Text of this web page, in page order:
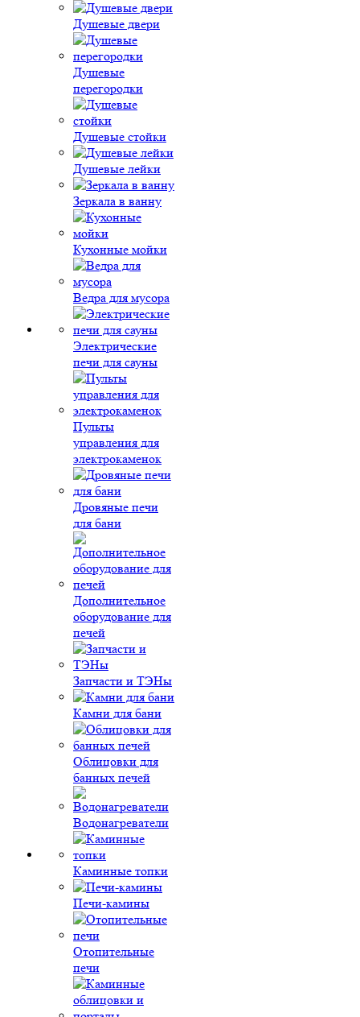
Душевые двери
Душевые
перегородки
Душевые стойки
Душевые лейки
Зеркала в ванну
Кухонные мойки
Ведра для мусора
Электрические
печи для сауны
Пульты
управления для
электрокаменок
Дровяные печи
для бани
Дополнительное
оборудование для
печей
Запчасти и ТЭНы
Камни для бани
Облицовки для
банных печей
Водонагреватели
Каминные топки
Печи-камины
Отопительные
печи